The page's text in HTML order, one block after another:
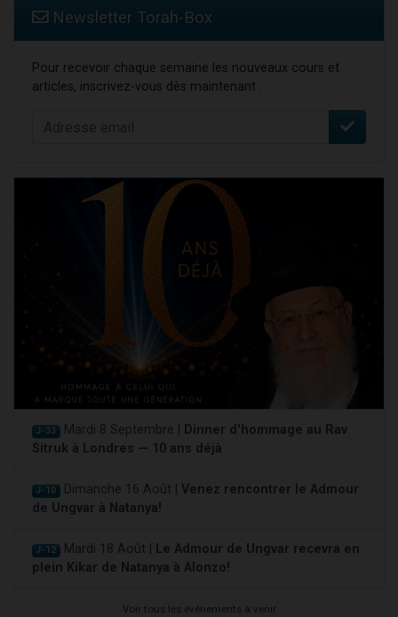
Newsletter Torah-Box
Pour recevoir chaque semaine les nouveaux cours et
articles, inscrivez-vous dès maintenant :
J-33 Mardi 8 Septembre | Dinner d'hommage au Rav
Sitruk à Londres — 10 ans déjà
J-10 Dimanche 16 Août | Venez rencontrer le Admour
de Ungvar à Natanya!
J-12 Mardi 18 Août | Le Admour de Ungvar recevra en
plein Kikar de Natanya à Alonzo!
Voir tous les événements à venir